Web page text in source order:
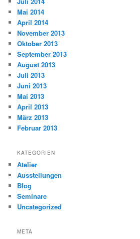
Mai 2014
April 2014
November 2013
Oktober 2013
September 2013
August 2013
Juli 2013
Juni 2013
Mai 2013
April 2013
März 2013
Februar 2013
KATEGORIEN
Atelier
Ausstellungen
Blog
Seminare
Uncategorized
META